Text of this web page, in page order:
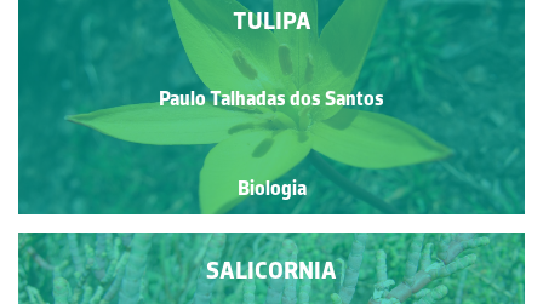
TULIPA
Paulo Talhadas dos Santos
Biologia
SALICORNIA